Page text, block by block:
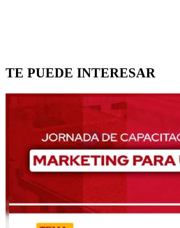
TE PUEDE INTERESAR